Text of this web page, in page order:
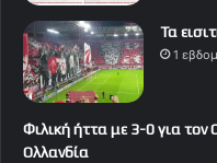
Τα
1
Φιλική ήττα με 3-0 για
Ολλανδία